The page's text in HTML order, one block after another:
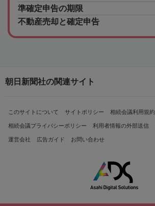
準確定申告の期限
不動産売却と確定申告
朝日新聞社の関連サイト
このサイトについて サイトポリシー 相続会議利用規約
相続会議プライバシーポリシー 利用者情報の外部送信
運営会社 広告ガイド お問い合わせ